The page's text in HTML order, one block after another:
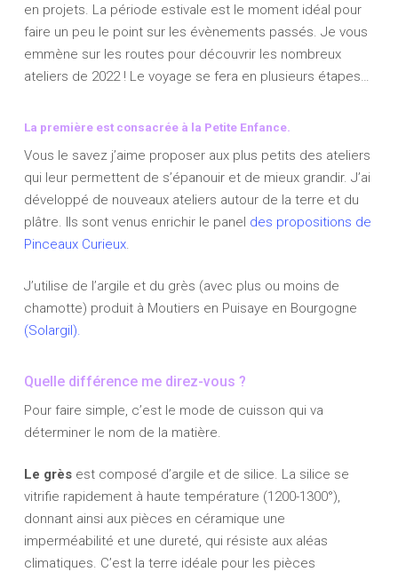
en projets. La période estivale est le moment idéal pour
faire un peu le point sur les évènements passés. Je vous
emmène sur les routes pour découvrir les nombreux
ateliers de 2022 ! Le voyage se fera en plusieurs étapes…
La première est consacrée à la Petite Enfance.
Vous le savez j’aime proposer aux plus petits des ateliers
qui leur permettent de s’épanouir et de mieux grandir. J’ai
développé de nouveaux ateliers autour de la terre et du
plâtre. Ils sont venus enrichir le panel des propositions de
Pinceaux Curieux.
J’utilise de l’argile et du grès (avec plus ou moins de
chamotte) produit à Moutiers en Puisaye en Bourgogne
(Solargil).
Quelle différence me direz-vous ?
Pour faire simple, c’est le mode de cuisson qui va
déterminer le nom de la matière.
Le grèsest composé d’argile et de silice. La silice se
vitrifie rapidement à haute température (1200-1300°),
donnant ainsi aux pièces en céramique une
imperméabilité et une dureté, qui résiste aux aléas
climatiques. C’est la terre idéale pour les pièces